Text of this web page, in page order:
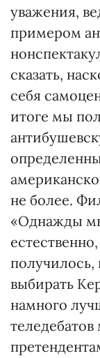
уважения,
примером
сказать,
себя
итоге мы
не более.
«Однажды
выбирать
намного